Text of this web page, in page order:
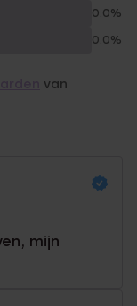
0.0%
0.0%
van
mijn